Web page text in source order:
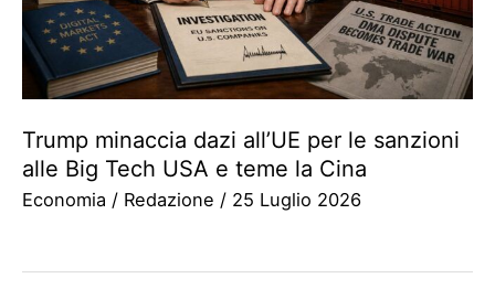
Trump minaccia dazi all’UE per le sanzioni
alle Big Tech USA e teme la Cina
Economia / Redazione / 25 Luglio 2026